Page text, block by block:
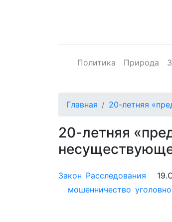
Политика Природа
Главная 20-летняя
20-летняя
Закон Расследования
мошенничество